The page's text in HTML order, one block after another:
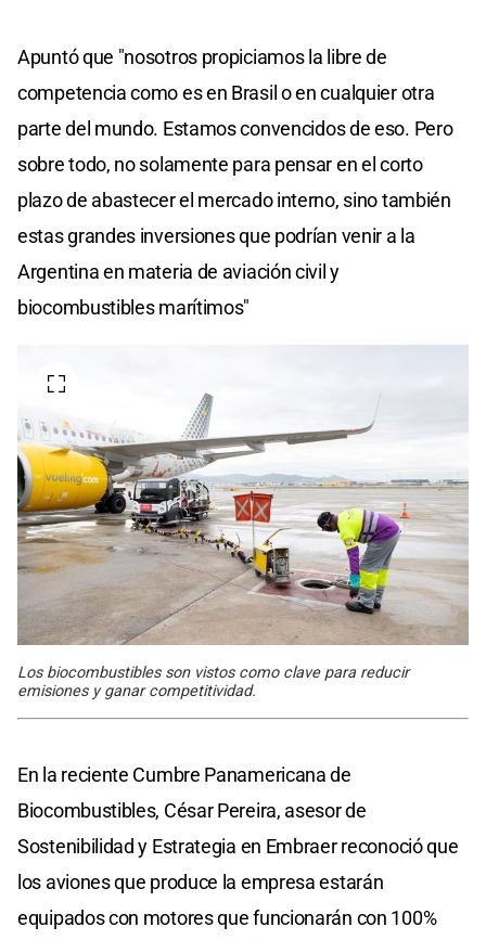
Apuntó que "nosotros propiciamos la libre de
competencia como es en Brasil o en cualquier otra
parte del mundo. Estamos convencidos de eso. Pero
sobre todo, no solamente para pensar en el corto
plazo de abastecer el mercado interno, sino también
estas grandes inversiones que podrían venir a la
Argentina en materia de aviación civil y
biocombustibles marítimos"
Los biocombustibles son vistos como clave para reducir
emisiones y ganar competitividad.
En la reciente Cumbre Panamericana de
Biocombustibles, César Pereira, asesor de
Sostenibilidad y Estrategia en Embraer reconoció que
los aviones que produce la empresa estarán
equipados con motores que funcionarán con 100%